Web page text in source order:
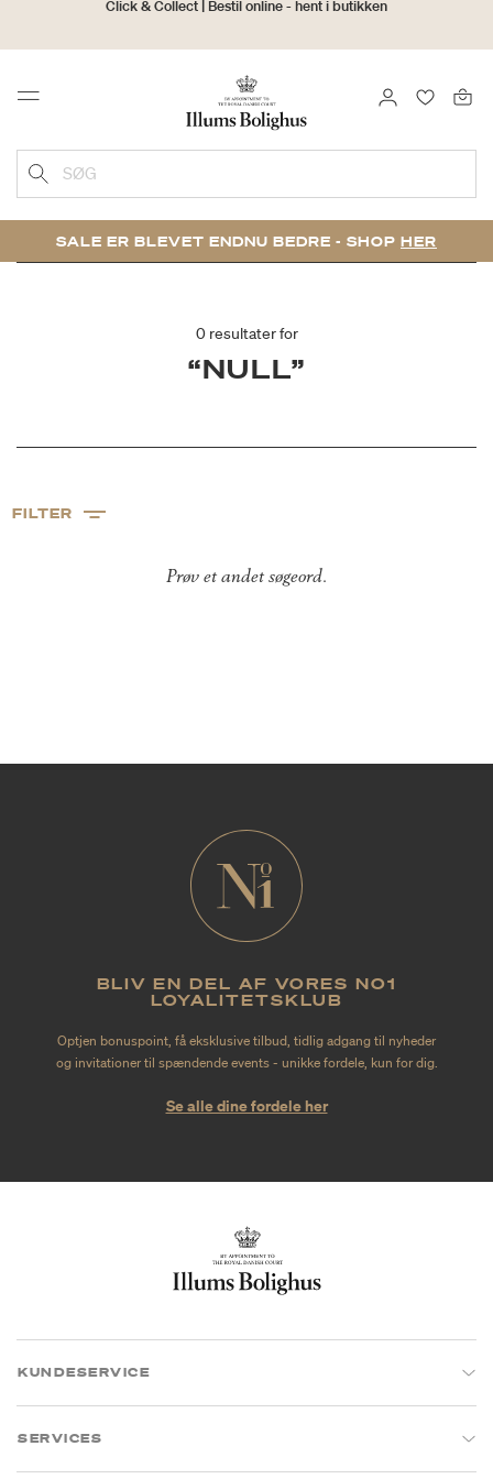
30 dages returret
Menu LOG IND
SØG
SALE ER BLEVET ENDNU BEDRE - SHOP HER
0 resultater for
“NULL”
FILTER
Prøv et andet søgeord.
BLIV EN DEL AF VORES NO1
LOYALITETSKLUB
Optjen bonuspoint, få eksklusive tilbud, tidlig adgang til nyheder
og invitationer til spændende events - unikke fordele, kun for dig.
Se alle dine fordele her
KUNDESERVICE
SERVICES